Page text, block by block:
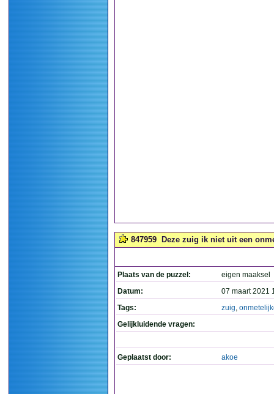
847959 Deze zuig ik niet uit een
Plaats van de puzzel:
eigen maaksel
Datum:
07 maart 2021
Tags:
zuig,
Gelijkluidende vragen:
Geplaatst door: akoe